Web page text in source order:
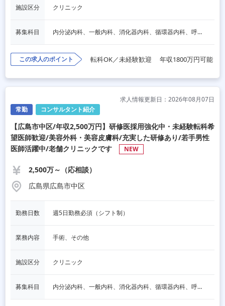
施設区分 クリニック
募集科目 内分泌内科、一般内科、消化器内科、循環器内科、呼吸器内科、血液内科、心療内科、脳神経内科、老人内科、一般外科、消化器外科、心臓外科、呼吸器外科、脳神経外科、整形外科、形成外科、リハビリテーション科、小児科、産婦人科、婦人科、精神科、眼科、耳鼻咽喉科、皮膚科、泌尿器科、放射線科、人工透析、麻酔科、美容外科、人間ドック・検診、その他
この求人のポイント 転科OK／未経験歓迎 年収1800万円可能
常勤 コンサルタント紹介
求人情報更新日：2026年08月07日
【広島市中区/年収2,500万円】研修医採用強化中・未経験転科希
望医師歓迎/美容外科・美容皮膚科/充実した研修あり/若手男性
医師活躍中/老舗クリニックです
NEW
2,500万～（応相談）
広島県広島市中区
勤務日数 週5日勤務必須（シフト制）
業務内容 手術、その他
施設区分 クリニック
募集科目 内分泌内科、一般内科、消化器内科、循環器内科、呼吸器内科、血液内科、心療内科、脳神経内科、老人内科、一般外科、消化器外科、心臓外科、呼吸器外科、脳神経外科、整形外科、形成外科、リハビリテーション科、小児科、産婦人科、婦人科、精神科、眼科、耳鼻咽喉科、皮膚科、泌尿器科、放射線科、人工透析、麻酔科、美容外科、人間ドック・検診、その他